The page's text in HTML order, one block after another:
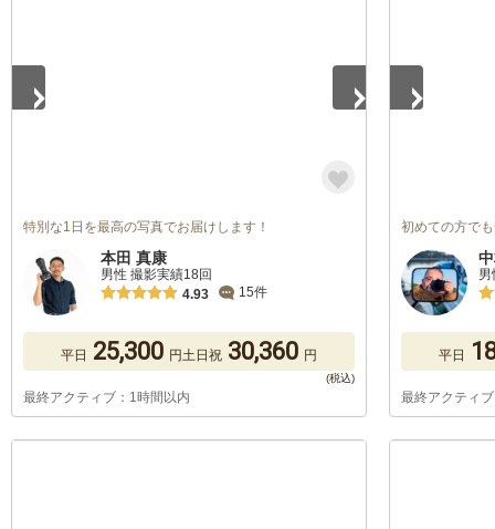
特別な1日を最高の写真でお届けします！
本田 真康
男性 撮影実績18回
4.93
15件
平日 25,300 円土日祝 30,360 円
最終アクティブ：1時間以内
初めての方で
平日
最終アクティ